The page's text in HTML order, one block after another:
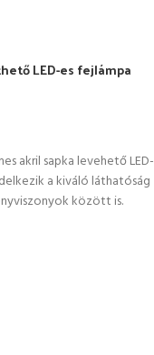
LED-es fejlámpa
akril sapka levehető LED-
a kiváló láthatóság
között is.